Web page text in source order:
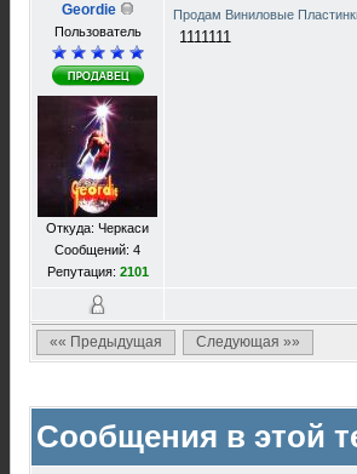
Geordie
Пользователь
Откуда: Черкаси
Сообщений: 4
Репутация: 2101
Продам Виниловые
1111111
«« Предыдущая Следующая »»
Сообщения в этой